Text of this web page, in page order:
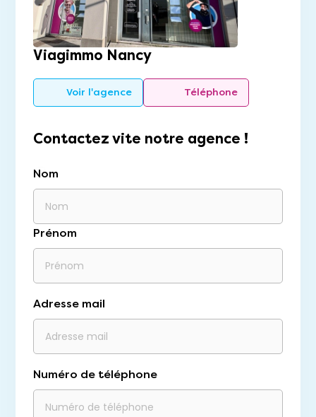
Viagimmo Nancy
Voir l'agence Téléphone
Contactez vite notre agence !
Nom
Prénom
Adresse mail
Numéro de téléphone